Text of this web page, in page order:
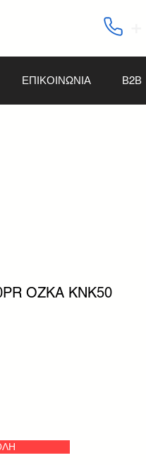
ΕΠΙΚΟΙΝΩΝΙΑ Β2Β
OZKA KNK50